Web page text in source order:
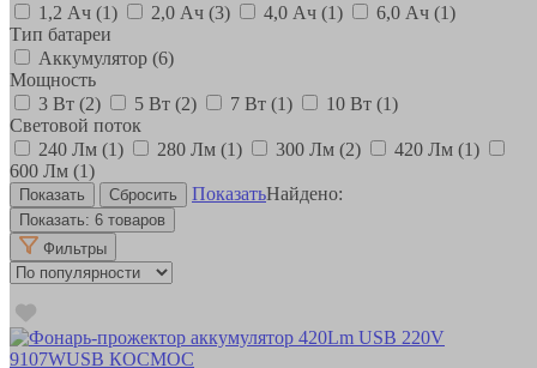
1,2 Ач (1) 2,0 Ач (3) 4,0 Ач (1) 6,0 Ач (1)
Тип батареи
Аккумулятор (6)
Мощность
3 Вт (2) 5 Вт (2) 7 Вт (1) 10 Вт (1)
Световой поток
240 Лм (1) 280 Лм (1) 300 Лм (2) 420 Лм (1)
600 Лм (1)
ПоказатьНайдено:
Показать: 6 товаров
Фильтры